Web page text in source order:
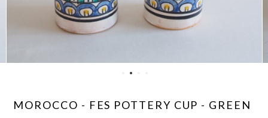
MOROCCO - FES POTTERY CUP - GREEN